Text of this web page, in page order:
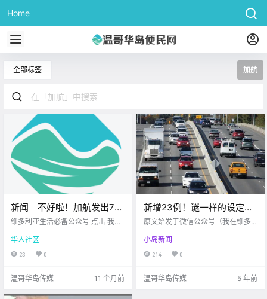
Home
全部标签 加航
新闻｜不好啦！加航发出72
小时罢工通知！Sidney海灯
维多利亚生活必备公众号 点击 我在
想一直在你身边 大家周三好呀~ 工
作周已经过半 给自己加点能量 顺便
华人社区
23 0
温哥华岛传媒 11 个月前
新增23例！谜一样的设定？
高风险司机竟成为ICBC退款
员…
原文始发于微信公众号（我在维多
光是真好 今天的天也是真冷！ 给博
主一种回到下雪天的感觉 听说，周
来.
小岛新闻
214 0
温哥华岛传媒 5 年前